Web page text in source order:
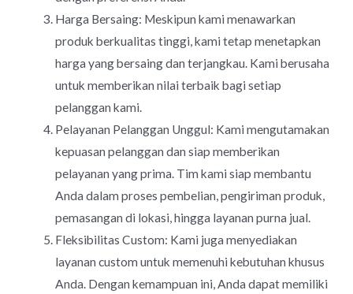
Harga Bersaing: Meskipun kami menawarkan
produk berkualitas tinggi, kami tetap menetapkan
harga yang bersaing dan terjangkau. Kami berusaha
untuk memberikan nilai terbaik bagi setiap
pelanggan kami.
Pelayanan Pelanggan Unggul: Kami mengutamakan
kepuasan pelanggan dan siap memberikan
pelayanan yang prima. Tim kami siap membantu
Anda dalam proses pembelian, pengiriman produk,
pemasangan di lokasi, hingga layanan purna jual.
Fleksibilitas Custom: Kami juga menyediakan
layanan custom untuk memenuhi kebutuhan khusus
Anda. Dengan kemampuan ini, Anda dapat memiliki